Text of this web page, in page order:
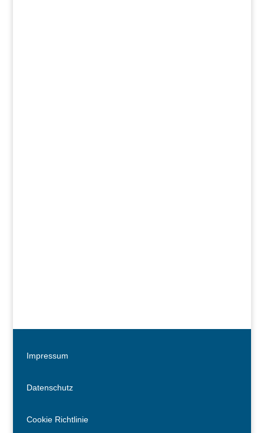
Impressum
Datenschutz
Cookie Richtlinie